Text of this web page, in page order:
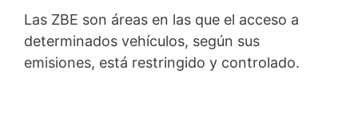
Las ZBE son áreas en las que el acceso a
determinados vehículos, según sus
emisiones, está restringido y controlado.